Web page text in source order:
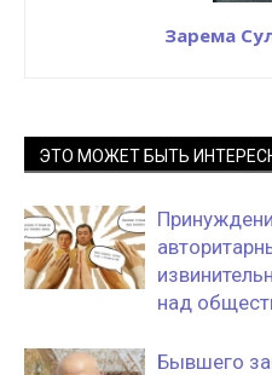
Зарема
ЭТО МОЖЕТ БЫТЬ
над
Бывшего